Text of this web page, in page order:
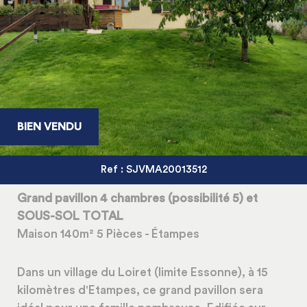
BIEN VENDU
Ref : SJVMA20013512
Grand pavillon 4 chambres (possibilité 5) et
SOUS-SOL TOTAL
Maison 140m² 5 Pièces - Étampes
Dans un village du Loiret (limite Essonne), à 15
kilomètres d'Etampes, ce grand pavillon sera